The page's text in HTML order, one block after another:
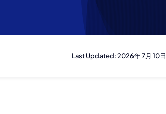
Last Updated: 2026年 7月 10日